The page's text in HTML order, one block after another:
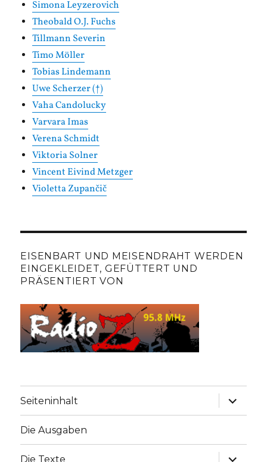
Simona Leyzerovich
Theobald O.J. Fuchs
Tillmann Severin
Timo Möller
Tobias Lindemann
Uwe Scherzer (†)
Vaha Candolucky
Varvara Imas
Verena Schmidt
Viktoria Solner
Vincent Eivind Metzger
Violetta Zupančič
EISENBART UND MEISENDRAHT WERDEN
EINGEKLEIDET, GEFÜTTERT UND
PRÄSENTIERT VON
Seiteninhalt
Die Ausgaben
Die Texte